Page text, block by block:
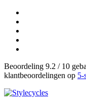
Beoordeling 9.2 / 10
klantbeoordelingen op 5-